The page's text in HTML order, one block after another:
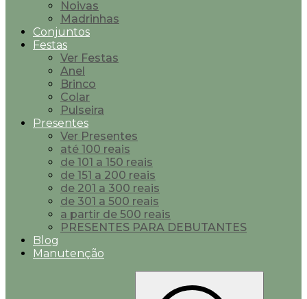
Noivas
Madrinhas
Conjuntos
Festas
Ver Festas
Anel
Brinco
Colar
Pulseira
Presentes
Ver Presentes
até 100 reais
de 101 a 150 reais
de 151 a 200 reais
de 201 a 300 reais
de 301 a 500 reais
a partir de 500 reais
PRESENTES PARA DEBUTANTES
Blog
Manutenção